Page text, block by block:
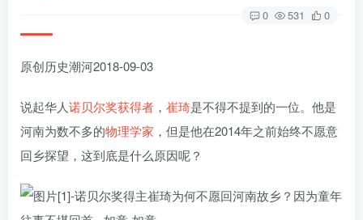
0 531 0
原创历史潮河2018-09-03
说起华人诺贝尔奖获得者 ， 崔琦是不得不提到的一位。他是
河南为数不多的物理学家 ，但是他在2014年之前始终不愿意
回乡探望，这到底是什么原因呢？